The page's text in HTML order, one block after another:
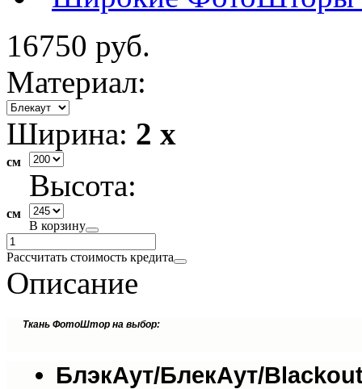
16750 руб.
Материал:
Ширина: 2 x
см
Высота:
см
В корзину
Рассчитать стоимость кредита
Описание
Ткань ФотоШтор на выбор:
БлэкАут/БлекАут/